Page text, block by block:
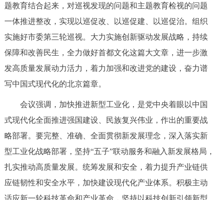
ESPAÑOL العربية PORTUGUÊS
ITALIANO
回到顶部
题教育结合起来，对巡视发现的问题和主题教育检视的问题
一体推进整改，实现以巡促改、以巡促建、以巡促治。组织
实施好市委第三轮巡视。大力实施创新驱动发展战略，持续
保障和改善民生，全力做好首都文化这篇大文章，进一步激
发高质量发展动力活力，着力加强和改进党的建设，奋力谱
写中国式现代化的北京篇章。
会议强调，加快推进新型工业化，是党中央着眼以中国
式现代化全面推进强国建设、民族复兴伟业，作出的重要战
略部署。要完整、准确、全面贯彻新发展理念，深入落实新
型工业化战略部署，坚持“五子”联动服务和融入新发展格局，
扎实推动高质量发展。统筹发展和安全，着力提升产业链供
应链韧性和安全水平，加快建设现代化产业体系。积极主动
适应新一轮科技革命和产业革命，坚持以科技创新引领新型